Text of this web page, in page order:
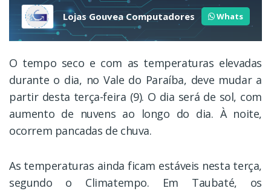
Lojas Gouvea Computadores Whats
O tempo seco e com as temperaturas elevadas
durante o dia, no Vale do Paraíba, deve mudar a
partir desta terça-feira (9). O dia será de sol, com
aumento de nuvens ao longo do dia. À noite,
ocorrem pancadas de chuva.
As temperaturas ainda ficam estáveis nesta terça,
segundo o Climatempo. Em Taubaté, os